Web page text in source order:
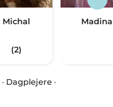
Michal
(2)
Madina
· Dagplejere ·